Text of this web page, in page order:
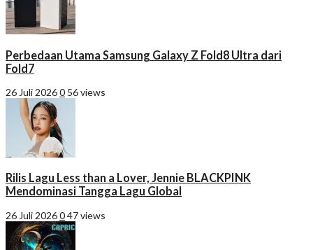
Perbedaan Utama Samsung Galaxy Z Fold8 Ultra dari
Fold7
26 Juli 20260 56 views
Rilis Lagu Less than a Lover, Jennie BLACKPINK
Mendominasi Tangga Lagu Global
26 Juli 2026047 views